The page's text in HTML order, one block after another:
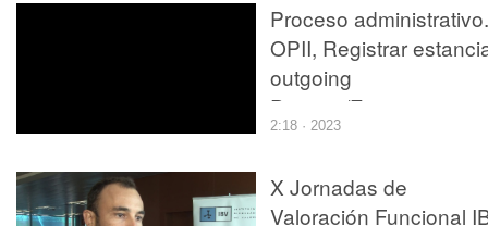
Proceso administrativo.
OPII, Registrar
outgoing
Promoe/Erasmus 131
AIRE
2:18 · 2023
X Jornadas de
Valoración Funcional